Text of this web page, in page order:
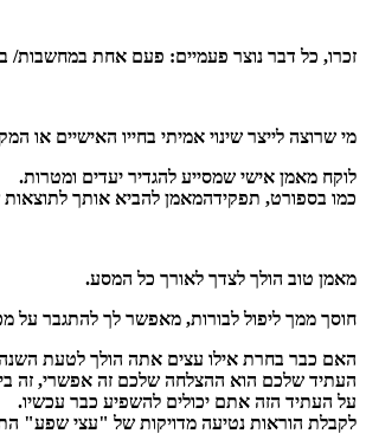
זכרו, כל דבר נוצר פעמיים: פעם אחת במחשבות/
מי שרוצה לייצר שינוי אמיתי בחייו האישיים או
לוקח מאמן אישי שמסייע להגדיר יעדים ומטרות.
כמו בספורט, תפקידהמאמן להביא אותך
מאמן טוב הולך לצדך לאורך כל המסע.
חוסך ממך ליפול לבורות, מאפשר לך להתגבר על
האם כבר בחרת אילו עצים אתה הולך לטעת
העתיד שלכם הוא ההצלחה שלכם זה אפשרי, זה
על העתיד הזה אתם יכולים להשפיע כבר עכשיו.
לקבלת הוראות נטיעה מדויקות של "עצי שפע"